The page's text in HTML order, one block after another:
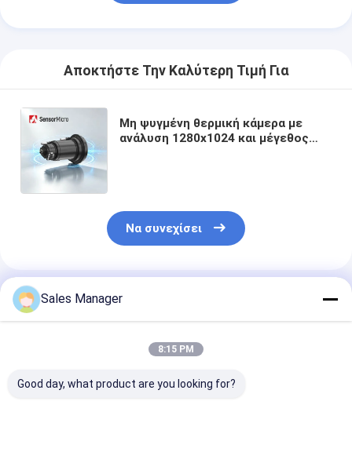
Αποκτήστε Την Καλύτερη Τιμή Για
Μη ψυγμένη θερμική κάμερα με
ανάλυση 1280x1024 και μέγεθος
Να συνεχίσει
Συνιστώμενα Προϊόντα
Sales Manager
8:15 PM
Good day, what product are you looking for?